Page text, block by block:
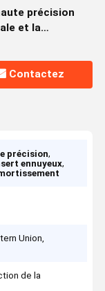
précision
et la
Contactez
précision,
ennuyeux,
Union,
de la